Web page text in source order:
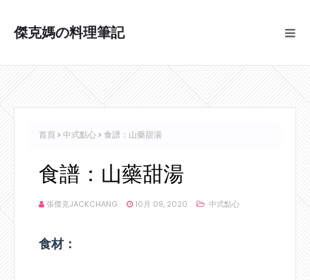
傑克媽の料理筆記
首頁 中式點心 食譜：山藥甜湯
食譜：山藥甜湯
張傑克JACKCHANG 10月 09, 2020 中式點心
食材：